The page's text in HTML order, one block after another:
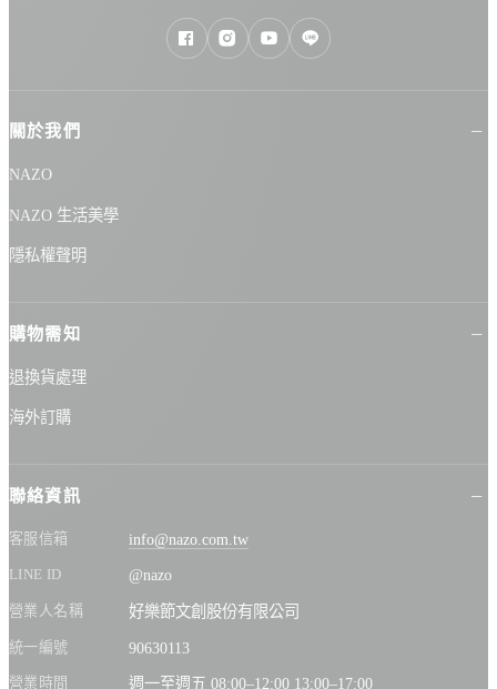
關於我們
NAZO
NAZO 生活美學
隱私權聲明
購物需知
退換貨處理
海外訂購
聯絡資訊
客服信箱 info@nazo.com.tw
LINE ID @nazo
營業人名稱 好樂節文創股份有限公司
統一編號 90630113
營業時間 週一至週五 08:00–12:00 13:00–17:00